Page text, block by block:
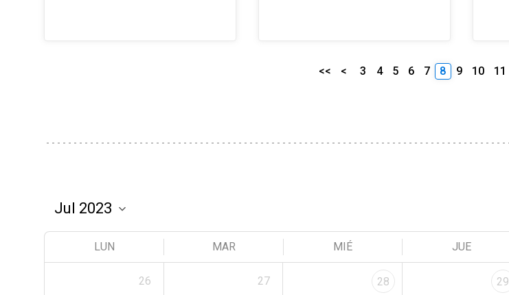
<< < 3 4 5 6 7 8 9 10 11
LUN MAR MIÉ JUE
26 27 28 29